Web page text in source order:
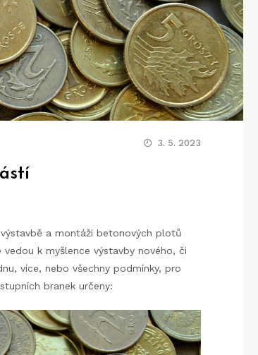
3. 5. 2023
a montáži betonových plotů
k myšlence výstavby nového, či
více, nebo všechny podmínky, pro
branek určeny: